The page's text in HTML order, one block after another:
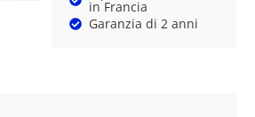
in Francia
Garanzia di 2 anni